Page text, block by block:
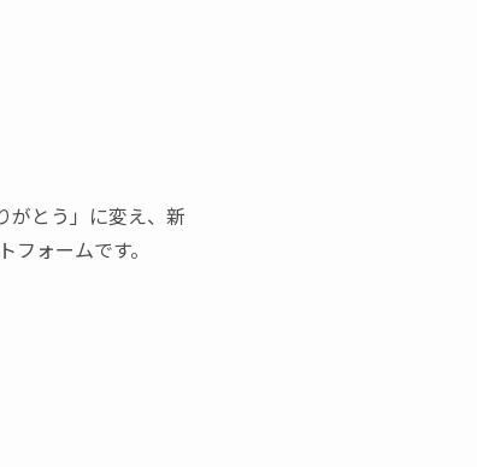
がとう」に変え、新
ォームです。